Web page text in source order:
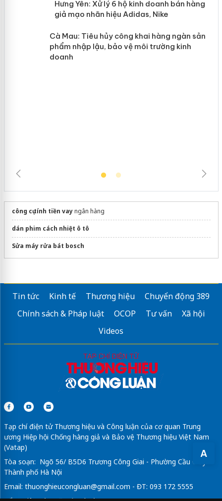
A
Hưng Yên: Xử lý 6 hộ kinh doanh bán
hàng giả mạo nhãn hiệu Adidas, Nike
công cụ tính tiền vayngân hàng
dán phim cách nhiệt ô tô
Sửa máy rửa bát bosch
Tin tức Kinh tế Thương hiệu
Chuyển động 389
Chính sách & Pháp luật
OCOP Tư vấn
Xã hội
Videos
Tạp chí điện tử Thương hiệu và Công luận của cơ quan Trung
ương Hiệp hội Chống hàng giả và Bảo vệ Thương hiệu Việt Nam
(Vatap)
Tòa soạn: Ngõ 56/ B5D6 Trương Công Giai - Phường Cầu Giấy -
Thành phố Hà Nội
Email: thuonghieucongluan@gmail.com - ĐT: 093 172 5555